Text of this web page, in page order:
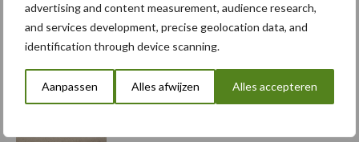
advertising and content measurement, audience research,
and services development, precise geolocation data, and
identification through device scanning.
Aanpassen Alles afwijzen Alles accepteren
Primaire
Sidebar
Recent nieuws Partner nieuws
6 aug
"Hoge verwachtingen van schijven